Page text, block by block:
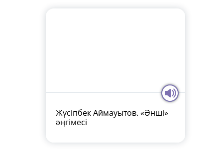
Жүсіпбек Аймауытов. «Әнші»
әңгімесі